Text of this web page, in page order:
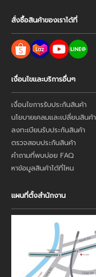
สั่งซื้อสินค้าของเราได้ที่
เงื่อนไขและบริการอื่นๆ
เงื่อนไขการรับประกันสินค้า
นโยบายเคลมและเปลี่ยนสินค้า
ลงทะเบียนรับประกันสินค้า
ตรวจสอบประกันสินค้า
คำถามที่พบบ่อย FAQ
หาข้อมูลสินค้าได้ที่ไหน
แผนที่ตั้งสำนักงาน